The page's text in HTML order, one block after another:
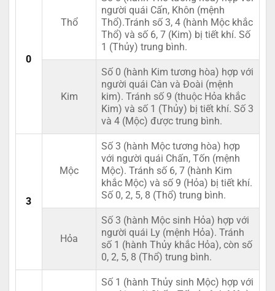
0
Thổ
người quái Cấn, Khôn (mệnh
Thổ).Tránh số 3, 4 (hành Mộc khắc
Thổ) và số 6, 7 (Kim) bị tiết khí. Số
1 (Thủy) trung bình.
Kim
Số 0 (hành Kim tương hòa) hợp với
người quái Càn và Đoài (mệnh
kim). Tránh số 9 (thuộc Hỏa khắc
Kim) và số 1 (Thủy) bị tiết khí. Số 3
và 4 (Mộc) được trung bình.
3
Mộc
Số 3 (hành Mộc tương hòa) hợp
với người quái Chấn, Tốn (mệnh
Mộc). Tránh số 6, 7 (hành Kim
khắc Mộc) và số 9 (Hỏa) bị tiết khí.
Số 0, 2, 5, 8 (Thổ) trung bình.
Hỏa
Số 3 (hành Mộc sinh Hỏa) hợp với
người quái Ly (mệnh Hỏa). Tránh
số 1 (hành Thủy khắc Hỏa), còn số
0, 2, 5, 8 (Thổ) trung bình.
Số 1 (hành Thủy sinh Mộc) hợp với